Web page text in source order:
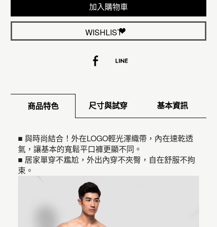
加入購物車
WISHLIST
商品特色 尺寸與試穿 基本資訊
■ 與時尚結合！外在LOGO輕光澤織帶，內在速乾透
氣，讓基本的寬鬆平口褲更顯不同。
■ 居家單穿不尷尬，外出內穿不夾臀，自在舒服不拘
束。